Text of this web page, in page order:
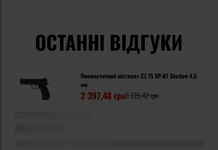
ОСТАННІ ВІДГУКИ
Пневматичний пістолет CZ 75 SP-01 Shadow 4,5
мм
2 397,48 грн3 225,42 грн